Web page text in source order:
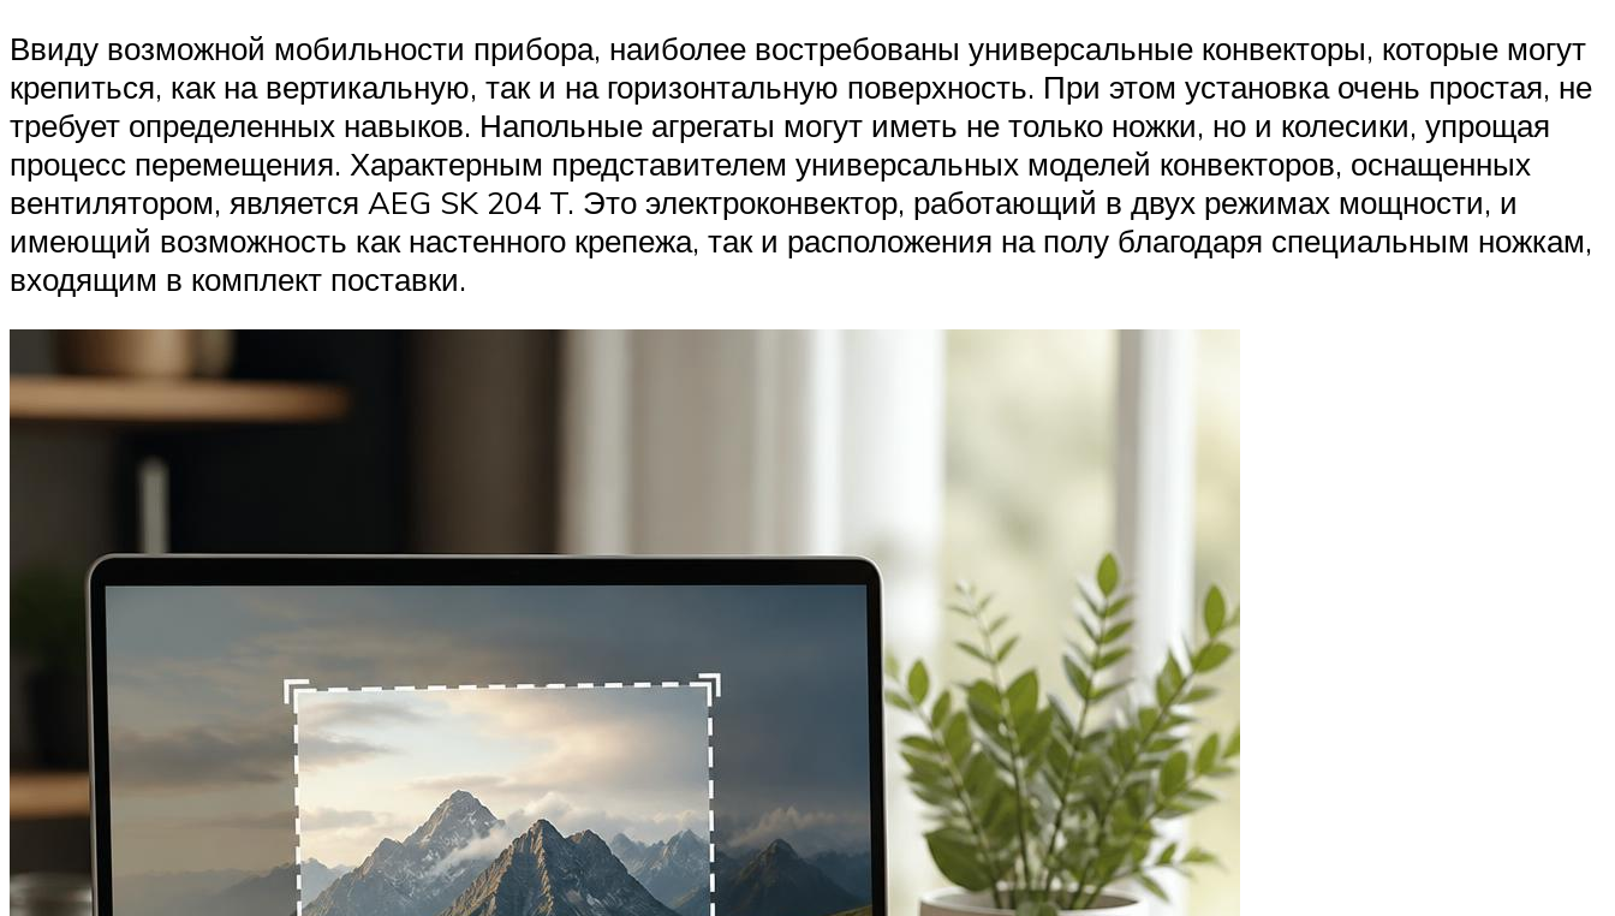
Ввиду возможной мобильности прибора, наиболее востребованы универсальные конвекторы, которые могут
крепиться, как на вертикальную, так и на горизонтальную поверхность. При этом установка очень простая, не
требует определенных навыков. Напольные агрегаты могут иметь не только ножки, но и колесики, упрощая
процесс перемещения. Характерным представителем универсальных моделей конвекторов, оснащенных
вентилятором, является AEG SK 204 T. Это электроконвектор, работающий в двух режимах мощности, и
имеющий возможность как настенного крепежа, так и расположения на полу благодаря специальным ножкам,
входящим в комплект поставки.